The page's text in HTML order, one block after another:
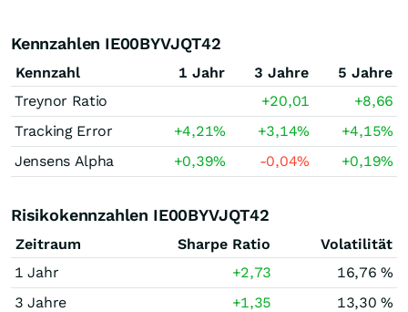
Kennzahlen IE00BYVJQT42
Kennzahl 1 Jahr 3 Jahre
5 Jahre
Treynor Ratio
+20,01
+8,66
Tracking Error
+4,21% +3,14% +4,15%
Jensens Alpha
+0,39% -0,04% +0,19%
Risikokennzahlen IE00BYVJQT42
Zeitraum Sharpe Ratio
Volatilität
1 Jahr
+2,73
16,76 %
3 Jahre
+1,35
13,30 %